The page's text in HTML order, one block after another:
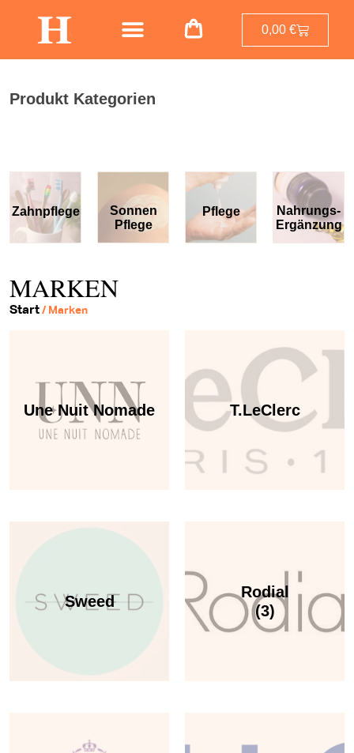
0,00€
Produkt Kategorien
Sonnen
Pflege
Pflege
Nahrungs-
Ergänzung
MARKEN
Start/ Marken
Une Nuit Nomade T.LeClerc
Sweed
Rodial
(3)